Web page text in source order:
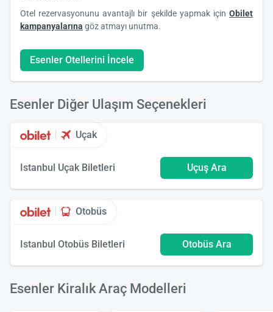
Otel rezervasyonunu avantajlı bir şekilde yapmak için Obilet
kampanyalarına göz atmayı unutma.
Esenler Otellerini İncele
Esenler Diğer Ulaşım Seçenekleri
Uçak
Istanbul Uçak Biletleri Uçuş Ara
Otobüs
Istanbul Otobüs Biletleri Otobüs Ara
Esenler Kiralık Araç Modelleri